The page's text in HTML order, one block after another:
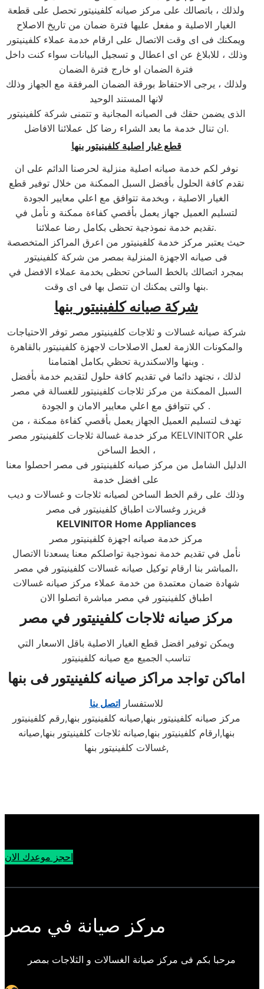
ولذلك ، باتصالك على مركز صيانه كلفينيتور تحصل على قطعة
الغيار الاصلية و مفعل عليها فترة ضمان من تاريخ الاصلاح
ويمكنك فى اى وقت الاتصال على ارقام خدمة عملاء كلفينيتور
وذلك ، للابلاغ عن اى اعطال و تسجيل البيانات سواء كنت داخل
فترة الضمان او خارج فترة الضمان
ولذلك ، يرجى الاحتفاظ بورقة الضمان المرفقة مع الجهاز وذلك
لانها المستند الوحيد
الذى يضمن حقك فى الصيانه المجانية و تتمنى شركة كلفينيتور
ان تنال خدمة ما بعد الشراء رضا كل عملائنا الافاضل.
قطع غيار اصليةكلفينيتور بنها
نوفر لكم خدمة صيانه اصلية منزلية لحرصنا الدائم على ان
نقدم كافة الحلول بأفضل السبل الممكنة من خلال توفير قطع
الغيار الاصلية ، وبخدمة تتوافق مع اعلي معايير الجودة
لتسليم العميل جهاز يعمل بأقصي كفاءة ممكنة و نأمل في
تقديم خدمة نموذجية تحظى بكامل رضا عملائنا.
حيث يعتبر مركز خدمة كلفينيتور من اعرق المراكز المتخصصة
فى صيانه الاجهزة المنزلية بمصر من شركة كلفينيتور
بمجرد اتصالك بالخط الساخن تحظى بخدمة عملاء الافضل في
بنها والتى يمكنك ان تتصل بها فى اى وقت.
شركة صيانهكلفينيتور بنها
شركة صيانه غسالات و ثلاجات كلفينيتور مصر توفر الاحتياجات
والمكونات اللازمة لعمل الاصلاحات لاجهزة كلفينيتور بالقاهرة
وبنها والاسكندرية تحظي بكامل اهتمامنا .
لذلك ، نجتهد دائما في تقديم كافة حلول لتقديم خدمة بأفضل
السبل الممكنة من مركز ثلاجات كلفينيتور للغسالة في مصر
كي تتوافق مع اعلي معايير الامان و الجودة .
تهدف لتسليم العميل الجهاز يعمل بأقصي كفاءة ممكنة ، من
مركز خدمة غسالة ثلاجات كلفينيتور مصر KELVINITOR علي
الخط الساخن ،
الدليل الشامل من مركز صيانه كلفينيتور فى مصر احصلوا معنا
على افضل خدمة
وذلك على رقم الخط الساخن لصيانه ثلاجات و غسالات و ديب
فريزر وغسالات اطباق كلفينيتور فى مصر
KELVINITOR Home Appliances
مركز خدمة صيانه اجهزة كلفينيتور مصر
نأمل في تقديم خدمة نموذجية تواصلكم معنا يسعدنا الاتصال
المباشر بنا ارقام توكيل صيانه غسالات كلفينيتور في مصر،
شهادة ضمان معتمدة من خدمة عملاء مركز صيانه غسالات
اطباق كلفينيتور في مصر مباشرة اتصلوا الان
مركز صيانه ثلاجات كلفينيتور في مصر
ويمكن توفير افضل قطع الغيار الاصلية باقل الاسعار التي
تناسب الجميع مع صيانه كلفينيتور
اماكن تواجد مراكز صيانه كلفينيتورفى بنها
للاستفساراتصل بنا
مركز صيانه كلفينيتور بنها,صيانه كلفينيتور بنها,رقم كلفينيتور
بنها,ارقام كلفينيتور بنها,صيانه ثلاجات كلفينيتور بنها,صيانه
غسالات كلفينيتور بنها,
احجز موعدك الان
مركز صيانة في مصر
مرحبا بكم فى مركز صيانة الغسالات و الثلاجات بمصر